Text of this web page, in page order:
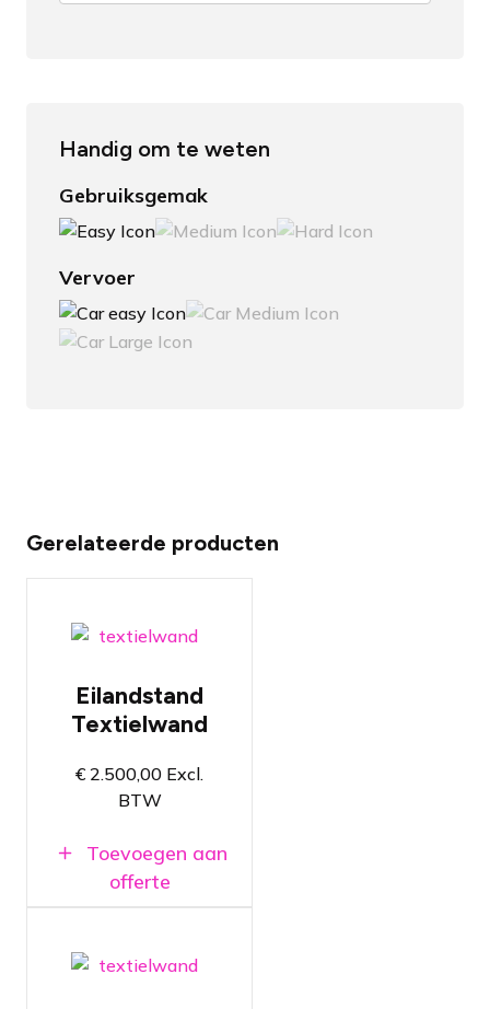
Handig om te weten
Gebruiksgemak
Vervoer
Gerelateerde producten
textielwanden
Op basis van
textielframes
Maatwerkoplossingen
Eilandstand
Textielwand
€ 2.500,00 Excl.
BTW
Toevoegen aan
offerte